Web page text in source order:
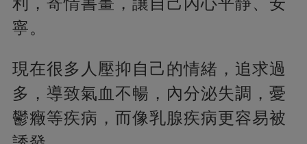
寧。
現在很多人壓抑自己的情緒，追求過
多，導致氣血不暢，內分泌失調，憂
鬱癥等疾病，而像乳腺疾病更容易被